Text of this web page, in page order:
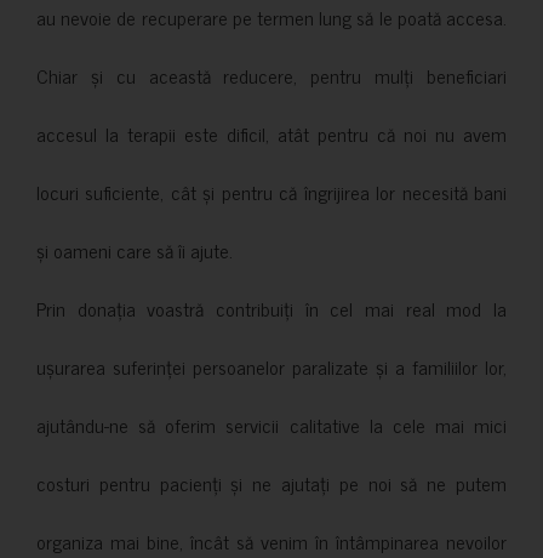
au nevoie de recuperare pe termen lung să le poată accesa.
Chiar și cu această reducere, pentru mulți beneficiari
accesul la terapii este dificil, atât pentru că noi nu avem
locuri suficiente, cât și pentru că îngrijirea lor necesită bani
și oameni care să îi ajute.
Prin donația voastră contribuiți în cel mai real mod la
ușurarea suferinței persoanelor paralizate și a familiilor lor,
ajutându-ne să oferim servicii calitative la cele mai mici
costuri pentru pacienți și ne ajutați pe noi să ne putem
organiza mai bine, încât să venim în întâmpinarea nevoilor